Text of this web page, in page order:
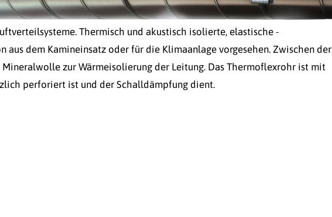
Thermisch und akustisch isolierte, elastische -
dem Kamineinsatz oder für die Klimaanlage vorgesehen. Zwischen der
zur Wärmeisolierung der Leitung. Das Thermoflexrohr ist mit
perforiert ist und der Schalldämpfung dient.